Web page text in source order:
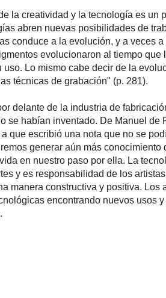
la creatividad y la tecnología es un
abren nuevas posibilidades de
conduce a la evolución, y a veces
evolucionaron al tiempo que
uso. Lo mismo cabe decir de la
técnicas de grabación" (p. 281).
delante de la industria de
se habían inventado. De Manuel de
que escribió una nota que no se
generar aún más conocimiento
en nuestro paso por ella. La
y es responsabilidad de los
manera constructiva y positiva. Los
encontrando nuevos usos